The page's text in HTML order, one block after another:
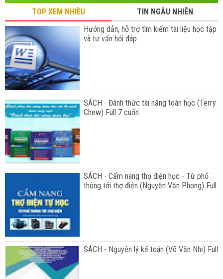
TOP XEM NHIỀU
TIN NGẪU NHIÊN
Hướng dẫn, hỗ trợ tìm kiếm tài liệu học tập
và tư vấn hỏi đáp
SÁCH - Đánh thức tài năng toán học (Terry
Chew) Full 7 cuốn
SÁCH - Cẩm nang thợ điện học - Từ phổ
thông tới thợ điện (Nguyễn Văn Phong) Full
SÁCH - Nguyên lý kế toán (Võ Văn Nhị) Full